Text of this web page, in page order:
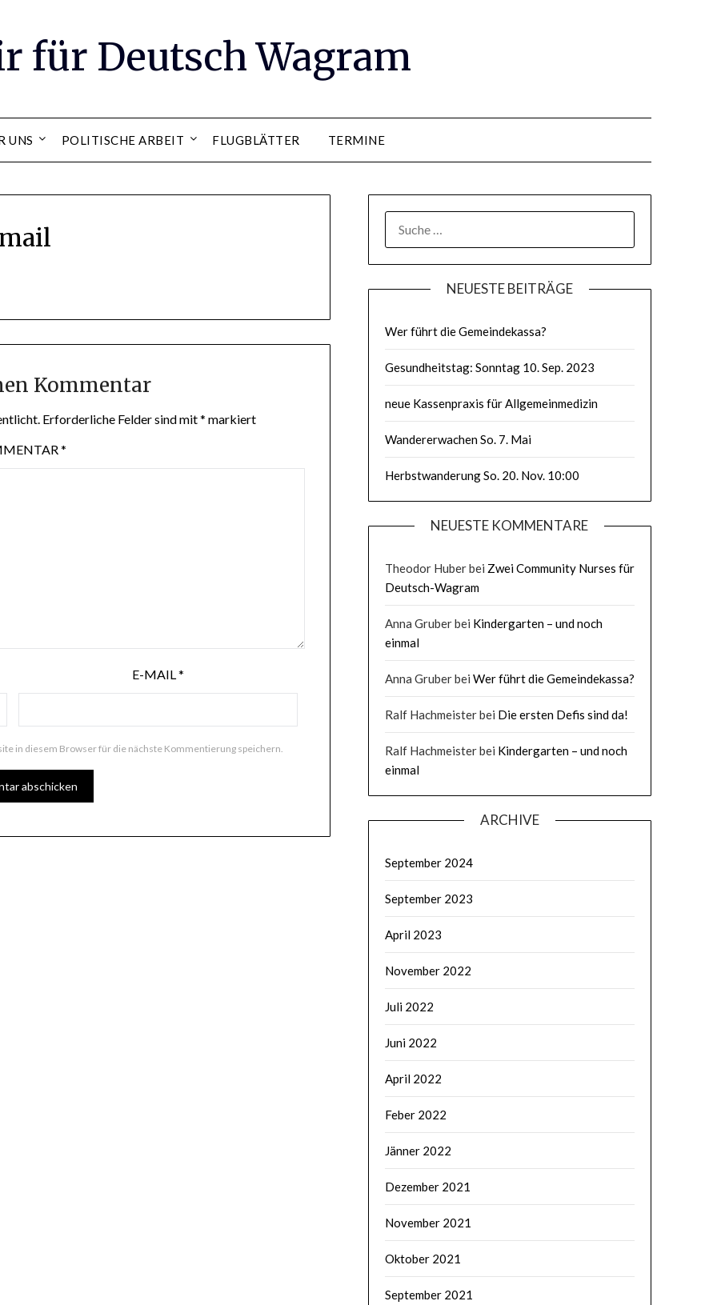
für Deutsch Wagram
UNS POLITISCHE ARBEIT FLUGBLÄTTER TERMINE
Kommentar
Erforderliche Felder sind mit* markiert
*
E-MAIL*
in diesem Browser für die nächste Kommentierung speichern.
NACH:
NEUESTE BEITRÄGE
Wer führt die Gemeindekassa?
Gesundheitstag: Sonntag 10. Sep. 2023
neue Kassenpraxis für Allgemeinmedizin
Wandererwachen So. 7. Mai
Herbstwanderung So. 20. Nov. 10:00
NEUESTE KOMMENTARE
Theodor Huberbei Zwei Community Nurses für
Deutsch-Wagram
Anna Gruberbei Kindergarten – und noch
einmal
Anna Gruberbei Wer führt die Gemeindekassa?
Ralf Hachmeisterbei Die ersten Defis sind da!
Ralf Hachmeisterbei Kindergarten – und noch
einmal
ARCHIVE
September 2024
September 2023
April 2023
November 2022
Juli 2022
Juni 2022
April 2022
Feber 2022
Jänner 2022
Dezember 2021
November 2021
Oktober 2021
September 2021